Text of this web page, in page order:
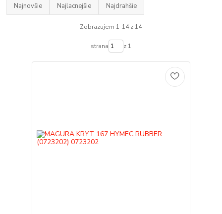
Najnovšie Najlacnejšie Najdrahšie
Zobrazujem 1-14 z 14
strana z 1